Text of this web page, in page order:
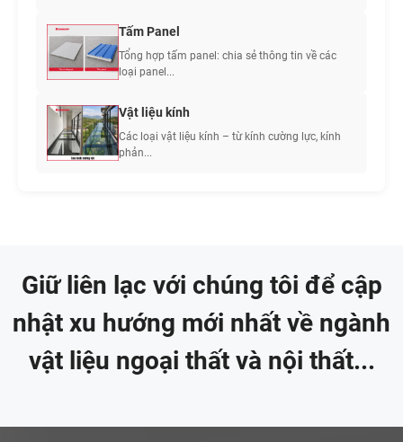
Tấm Panel
Tổng hợp tấm panel: chia sẻ thông tin về các
loại panel...
Vật liệu kính
Các loại vật liệu kính – từ kính cường lực, kính
phản...
Giữ liên lạc với chúng tôi để cập
nhật xu hướng mới nhất về ngành
vật liệu ngoại thất và nội thất...